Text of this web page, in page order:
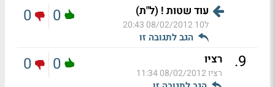
עוד שטות ! (ל"ת)
ל10 08/02/2012 20:43
הגב לתגובה זו
0
0
9
. רציו
רציו08/02/2012 11:34
0
0